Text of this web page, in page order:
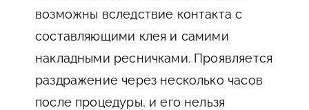
возможны вследствие контакта с
составляющими клея и самими
накладными ресничками. Проявляется
раздражение через несколько часов
после процедуры, и его нельзя